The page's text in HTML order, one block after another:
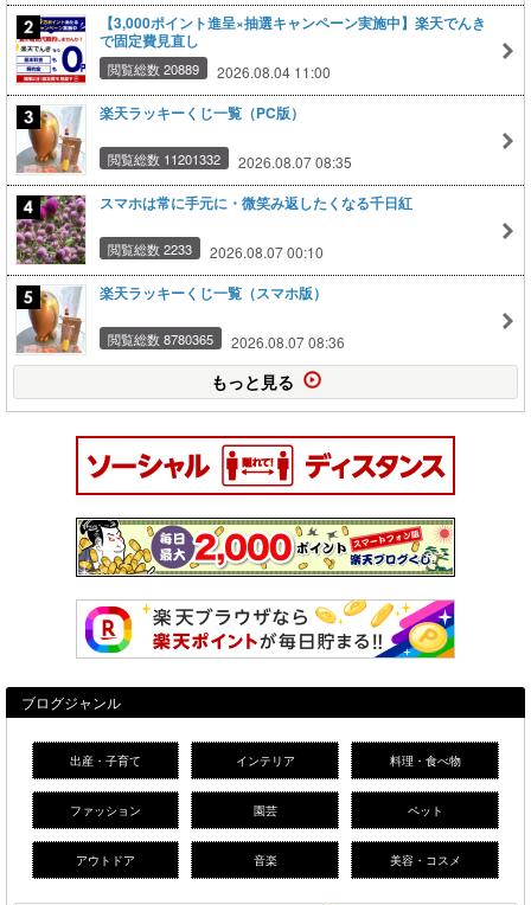
【3,000ポイント進呈×抽選キャンペーン実施中】楽天でんき
で固定費見直し
閲覧総数 20889 2026.08.04 11:00
楽天ラッキーくじ一覧（PC版）
閲覧総数 11201332 2026.08.07 08:35
スマホは常に手元に・微笑み返したくなる千日紅
閲覧総数 2233 2026.08.07 00:10
楽天ラッキーくじ一覧（スマホ版）
閲覧総数 8780365 2026.08.07 08:36
もっと見る
ブログジャンル
出産・子育て インテリア 料理・食べ物
ファッション 園芸 ペット
アウトドア 音楽 美容・コスメ